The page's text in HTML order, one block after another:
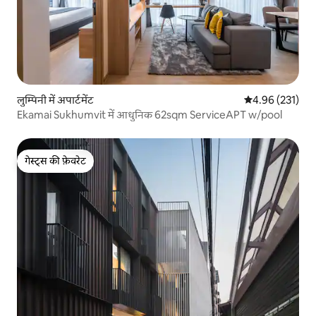
लुम्पिनी में अपार्टमेंट औसत रेटिंग 5 में से
4.96 (231)
Ekamai Sukhumvit में आधुनिक 62sqm ServiceAPT w/pool
गेस्ट्स की फ़ेवरेट
गेस्ट्स की फ़ेवरेट